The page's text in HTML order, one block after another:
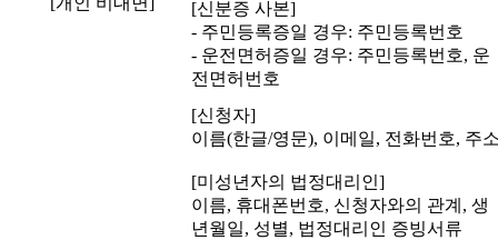
[신분증 사본]
- 주민등록증일 경우: 주민등록번호
- 운전면허증일 경우: 주민등록번호, 운
전면허번호
[신청자]
이름(한글/영문), 이메일, 전화번호, 주
[미성년자의 법정대리인]
이름, 휴대폰번호, 신청자와의 관계, 생
년월일, 성별, 법정대리인 증빙서류